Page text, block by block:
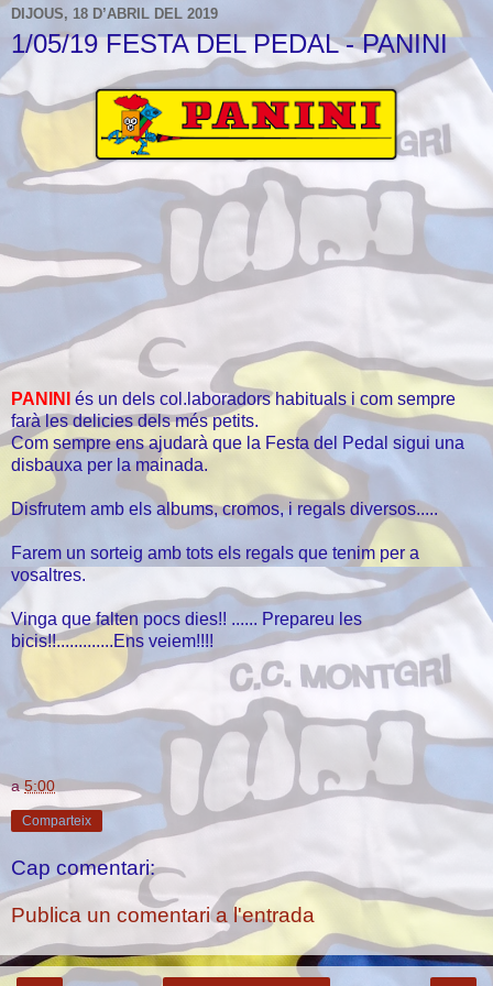
DIJOUS, 18 D’ABRIL DEL 2019
1/05/19 FESTA DEL PEDAL - PANINI
PANINI és un dels col.laboradors habituals i com sempre
farà les delicies dels més petits.
Com sempre ens ajudarà que la Festa del Pedal sigui una
disbauxa per la mainada.
Disfrutem amb els albums, cromos, i regals diversos.....
Farem un sorteig amb tots els regals que tenim per a
vosaltres.
Vinga que falten pocs dies!! ...... Prepareu les
bicis!!.............Ens veiem!!!!
a5:00
Comparteix
Cap comentari:
Publica un comentari a l'entrada